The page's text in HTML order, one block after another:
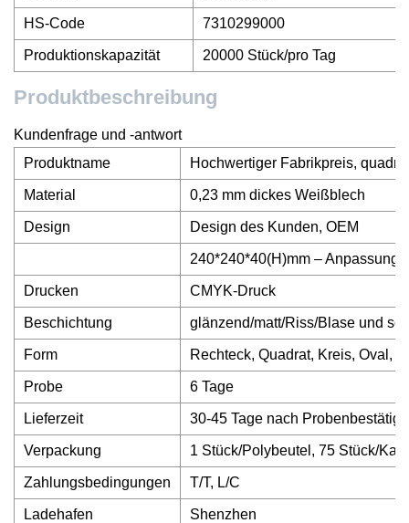
HS-Code 7310299000
Produktionskapazität 20000 Stück/pro Tag
Produktbeschreibung
Kundenfrage und -antwort
Produktname
Hochwertiger Fabrikpreis,
Material 0,23 mm dickes Weißblech
Design Design des Kunden, OEM
240*240*40(H)mm – Anpassung
Drucken CMYK-Druck
Beschichtung glänzend/matt/Riss/Blase und so
Form Rechteck, Quadrat, Kreis, Oval,
Probe 6 Tage
Lieferzeit 30-45 Tage nach
Verpackung 1 Stück/Polybeutel, 75 Stück/
Zahlungsbedingungen T/T, L/C
Ladehafen Shenzhen